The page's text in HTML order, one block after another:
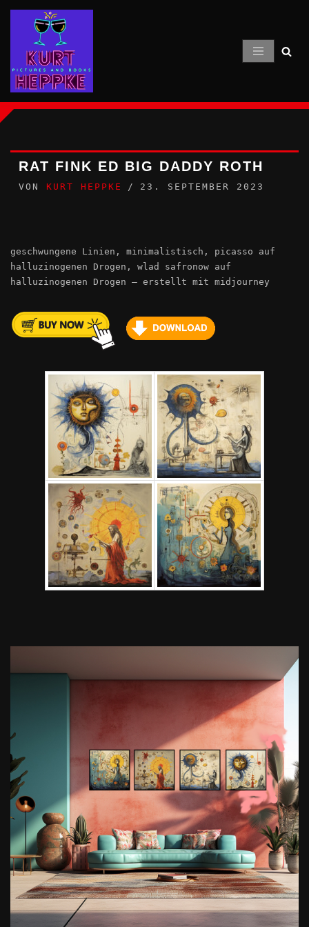
Inhalt
springen
RAT FINK ED BIG DADDY ROTH
VON KURT HEPPKE 23. SEPTEMBER 2023
geschwungene Linien, minimalistisch, picasso auf
halluzinogenen Drogen, wlad safronow auf
halluzinogenen Drogen – erstellt mit midjourney